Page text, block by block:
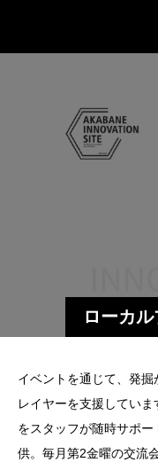
ローカ
イベントを通じて、発
レイヤーを支援してい
をスタッフが随時サポ
供。毎月第2金曜の交流